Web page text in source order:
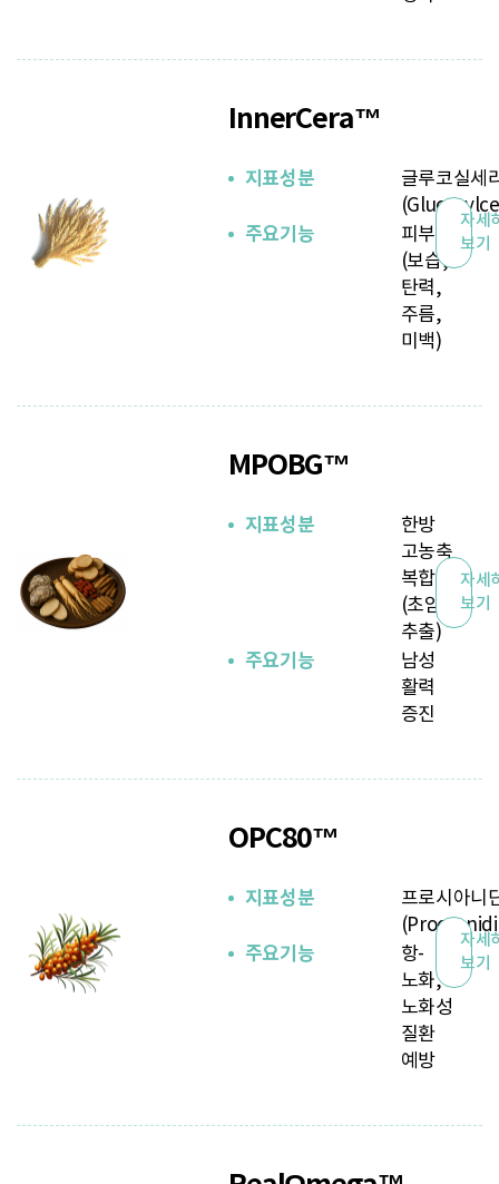
InnerCera™
지표성분
글루코실세
주요기능
피부건강
(보습,
탄력,
주름,
미백)
자세
보기
MPOBG™
지표성분
한방
고농축
복합물
(초임계
추출)
주요기능
남성
활력
증진
자세
보기
OPC80™
지표성분
프로시아니
주요기능
항-
노화,
노화성
질환
예방
자세
보기